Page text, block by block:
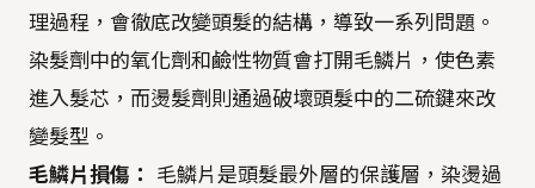
理過程，會徹底改變頭髮的結構，導致一系列問題。
染髮劑中的氧化劑和鹼性物質會打開毛鱗片，使色素
進入髮芯，而燙髮劑則通過破壞頭髮中的二硫鍵來改
變髮型。
毛鱗片損傷：
毛鱗片是頭髮最外層的保護層，染燙過